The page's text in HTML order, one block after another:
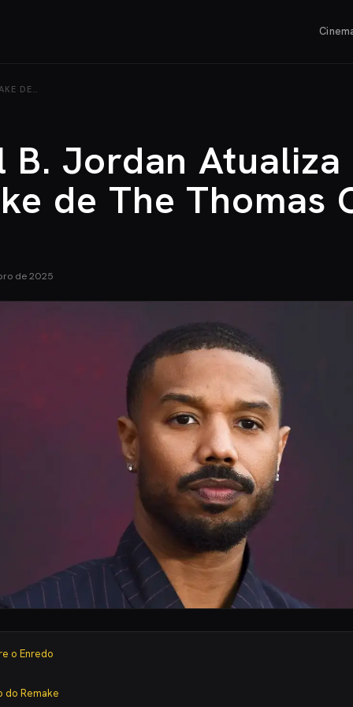
DE…
B. Jordan Atualiza
de The Thomas
de 2025
o Enredo
do Remake